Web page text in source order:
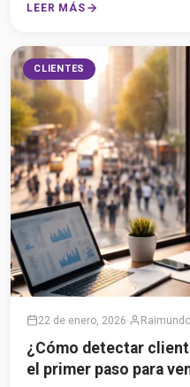
LEER MÁS
CLIENTES
22 de enero, 2026·
¿Cómo detectar
el primer paso para